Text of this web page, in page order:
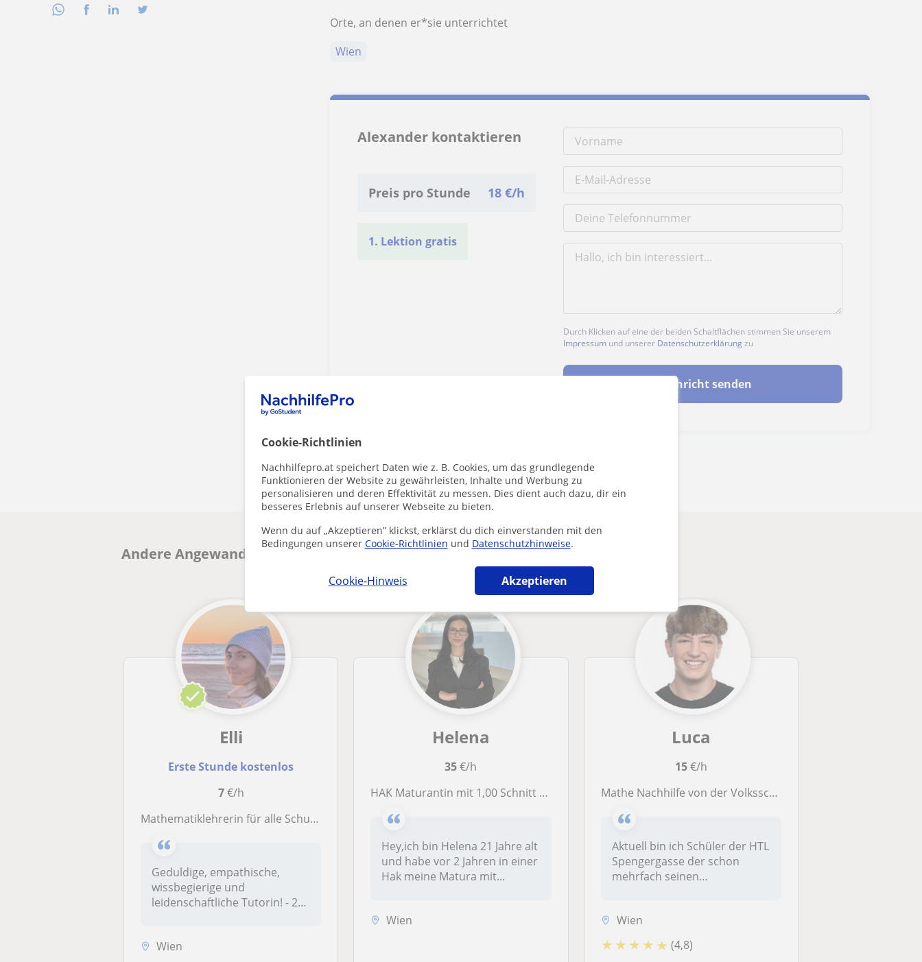
Cookie-Richtlinien
Nachhilfepro.at speichert Daten wie z. B. Cookies, um das grundlegende
Funktionieren der Website zu gewährleisten, Inhalte und Werbung zu
personalisieren und deren Effektivität zu messen. Dies dient auch dazu, dir ein
besseres Erlebnis auf unserer Webseite zu bieten.
Wenn du auf „Akzeptieren” klickst, erklärst du dich einverstanden mit den
Bedingungen unserer Cookie-Richtlinien und Datenschutzhinweise.
Cookie-Hinweis Akzeptieren
Orte, an denen er*sie unterrichtet
Wien
Alexander kontaktieren
Preis pro Stunde 18 €/h
1. Lektion gratis
Durch Klicken auf eine der beiden Schaltflächen stimmen Sie unserem
Impressum und unserer Datenschutzerklärung zu
Nachricht senden
Andere Angewandte Mathematik-lehrer in Wien die dich interessieren könnten
Elli
Erste Stunde kostenlos
7€/h
Mathematiklehrerin für alle Schulniveaus
Geduldige, empathische,
wissbegierige und
leidenschaftliche Tutorin! - 2
Wien
Helena
35€/h
HAK Maturantin mit 1,00 Schnitt gibt Mathematiknachhilfe für Oberstufe
Hey,ich bin Helena 21 Jahre alt
und habe vor 2 Jahren in einer
Hak meine Matura mit...
Wien
Luca
15€/h
Mathe Nachhilfe von der Volksschule bis zur 2. Oberstufe
Aktuell bin ich Schüler der HTL
Spengergasse der schon
mehrfach seinen
Wien
★ ★ ★ ★ ★ (4,8)